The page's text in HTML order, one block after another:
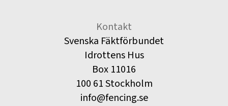
Kontakt
Svenska Fäktförbundet
Idrottens Hus
Box 11016
100 61 Stockholm
info@fencing.se